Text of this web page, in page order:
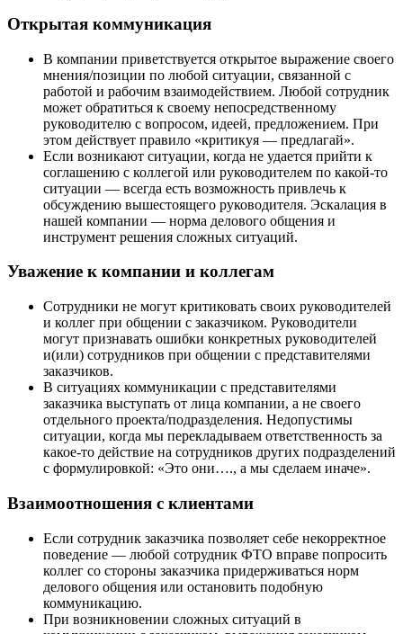
Открытая коммуникация
В компании приветствуется открытое выражение своего
мнения/позиции по любой ситуации, связанной с
работой и рабочим взаимодействием. Любой сотрудник
может обратиться к своему непосредственному
руководителю с вопросом, идеей, предложением. При
этом действует правило «критикуя — предлагай».
Если возникают ситуации, когда не удается прийти к
соглашению с коллегой или руководителем по какой-то
ситуации — всегда есть возможность привлечь к
обсуждению вышестоящего руководителя. Эскалация в
нашей компании — норма делового общения и
инструмент решения сложных ситуаций.
Уважение к компании и коллегам
Сотрудники не могут критиковать своих руководителей
и коллег при общении с заказчиком. Руководители
могут признавать ошибки конкретных руководителей
и(или) сотрудников при общении с представителями
заказчиков.
В ситуациях коммуникации с представителями
заказчика выступать от лица компании, а не своего
отдельного проекта/подразделения. Недопустимы
ситуации, когда мы перекладываем ответственность за
какое-то действие на сотрудников других подразделений
с формулировкой: «Это они…., а мы сделаем иначе».
Взаимоотношения с клиентами
Если сотрудник заказчика позволяет себе некорректное
поведение — любой сотрудник ФТО вправе попросить
коллег со стороны заказчика придерживаться норм
делового общения или остановить подобную
коммуникацию.
При возникновении сложных ситуаций в